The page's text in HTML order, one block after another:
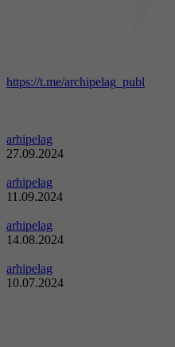
https://t.me/archipelag_publ
arhipelag
27.09.2024
arhipelag
11.09.2024
arhipelag
14.08.2024
arhipelag
10.07.2024